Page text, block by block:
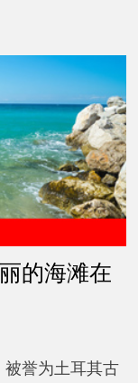
的海滩在
誉为土耳其古